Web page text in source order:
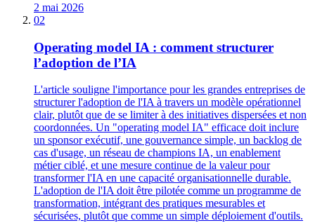
2 mai 2026
02
Operating model IA : comment structurer
l’adoption de l’IA
L'article souligne l'importance pour les grandes entreprises de
structurer l'adoption de l'IA à travers un modèle opérationnel
clair, plutôt que de se limiter à des initiatives dispersées et non
coordonnées. Un "operating model IA" efficace doit inclure
un sponsor exécutif, une gouvernance simple, un backlog de
cas d'usage, un réseau de champions IA, un enablement
métier ciblé, et une mesure continue de la valeur pour
transformer l'IA en une capacité organisationnelle durable.
L'adoption de l'IA doit être pilotée comme un programme de
transformation, intégrant des pratiques mesurables et
sécurisées, plutôt que comme un simple déploiement d'outils.